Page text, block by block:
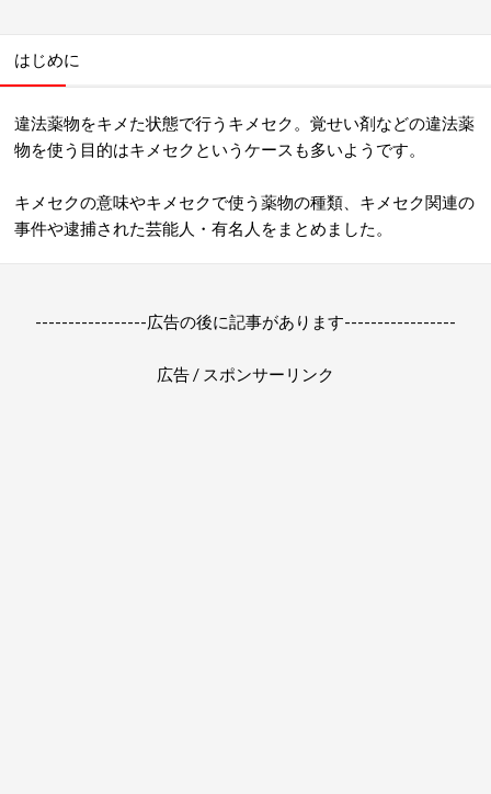
はじめに
違法薬物をキメた状態で行うキメセク。覚せい剤などの違法薬
物を使う目的はキメセクというケースも多いようです。
キメセクの意味やキメセクで使う薬物の種類、キメセク関連の
事件や逮捕された芸能人・有名人をまとめました。
-----------------広告の後に記事があります-----------------
広告 / スポンサーリンク